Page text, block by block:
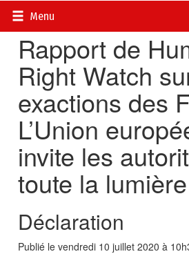
Menu
Accueil>
Rapport de
Right Watch
exactions des
L’Union
invite les
toute la lumière
Déclaration
Publié le vendredi 10 juillet 2020 à